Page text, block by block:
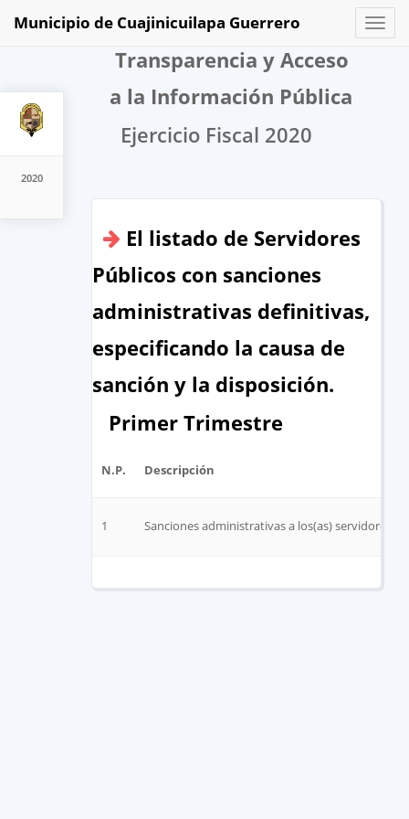
2020
Toggle
Municipio de Cuajinicuilapa Guerrero
Transparencia y Acceso
a la Información Pública
Ejercicio Fiscal 2020
El listado de Servidores
Públicos con sanciones
administrativas definitivas,
especificando la causa de
sanción y la disposición.
Primer Trimestre
N.P. Descripción
1 Sanciones administrativas a los(as)